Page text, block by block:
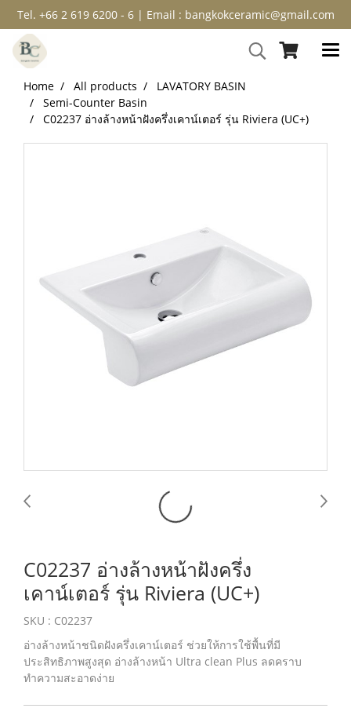
Tel. +66 2 619 6200 - 6 | Email : bangkokceramic@gmail.com
Home All products
LAVATORY BASIN
Semi-Counter Basin
C02237 อ่างล้างหน้าฝังครึ่งเคาน์เตอร์ รุ่น Riviera (UC+)
C02237 อ่างล้างหน้าฝังครึ่ง
เคาน์เตอร์ รุ่น Riviera (UC+)
SKU : C02237
อ่างล้างหน้าชนิดฝังครึ่งเคาน์เตอร์ ช่วยให้การใช้พื้นที่มี
ประสิทธิภาพสูงสุด อ่างล้างหน้า Ultra clean Plus ลดคราบ
ทำความสะอาดง่าย